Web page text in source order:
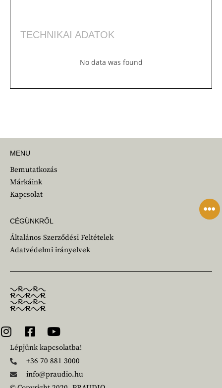
TECHNIKAI ADATOK
No data was found
MENU
Bemutatkozás
Márkáink
Kapcsolat
CÉGÜNKRŐL
Általános Szerződési Feltételek
Adatvédelmi irányelvek
Lépjünk kapcsolatba!
+36 70 881 3000
info@praudio.hu